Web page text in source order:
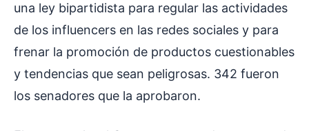
una ley bipartidista para regular las actividades
de los influencers en las redes sociales y para
frenar la promoción de productos cuestionables
y tendencias que sean peligrosas. 342 fueron
los senadores que la aprobaron.